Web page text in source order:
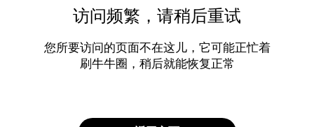
访问频繁，请稍后重试
您所要访问的页面不在这儿，它可能正忙着
刷牛牛圈，稍后就能恢复正常